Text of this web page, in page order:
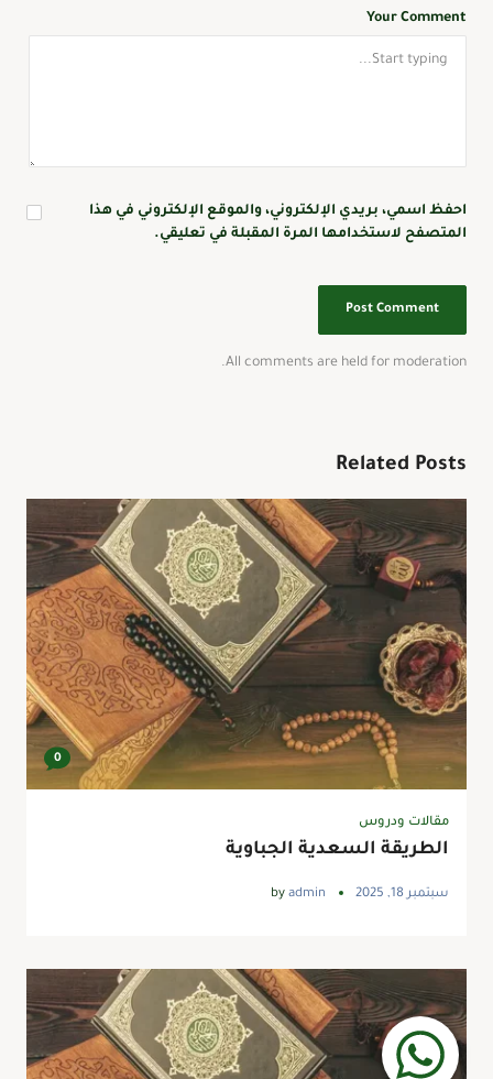
Your Comment
All comments are held for moderation.
احفظ اسمي، بريدي الإلكتروني، والموقع الإلكتروني في هذا
المتصفح لاستخدامها المرة المقبلة في تعليقي.
Related Posts
0
مقالات ودروس
الطريقة السعدية الجباوية
سبتمبر 18, 2025 by admin